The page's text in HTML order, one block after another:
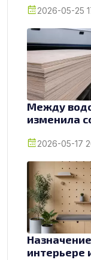
2026-05-25
Между
изменила
2026-05-17
интерьере